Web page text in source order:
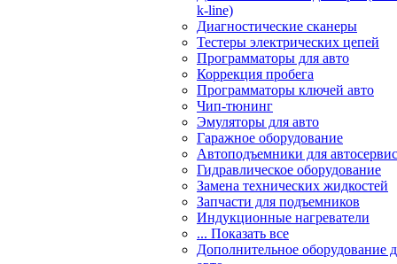
k-line)
Диагностические сканеры
Тестеры электрических цепей
Программаторы для авто
Коррекция пробега
Программаторы ключей авто
Чип-тюнинг
Эмуляторы для авто
Гаражное оборудование
Автоподъемники для
Гидравлическое оборудование
Замена технических жидкостей
Запчасти для подъемников
Индукционные нагреватели
... Показать все
Дополнительное оборудование